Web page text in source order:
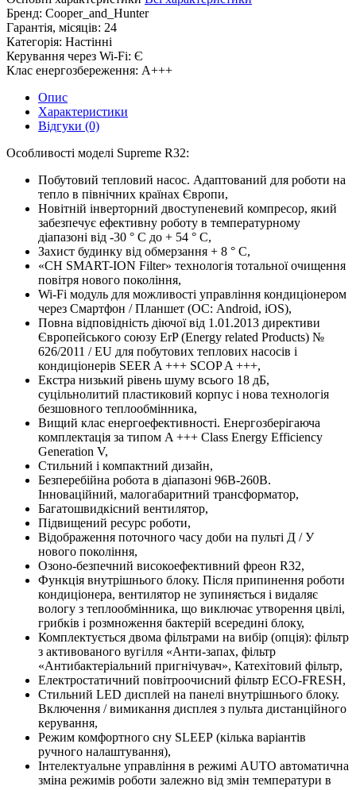
Бренд: Cooper_and_Hunter
Гарантія, місяців: 24
Категорія: Настінні
Керування через Wi-Fi: Є
Клас енергозбереження: A+++
Опис
Характеристики
Відгуки (0)
Особливості моделі Supreme R32:
Побутовий тепловий насос. Адаптований для роботи на
тепло в північних країнах Європи,
Новітній інверторний двоступеневий компресор, який
забезпечує ефективну роботу в температурному
діапазоні від -30 ° С до + 54 ° C,
Захист будинку від обмерзання + 8 ° C,
«CH SMART-ION Filter» технологія тотальної очищення
повітря нового покоління,
Wi-Fi модуль для можливості управління кондиціонером
через Смартфон / Планшет (ОС: Android, iOS),
Повна відповідність діючої від 1.01.2013 директиви
Європейського союзу ErP (Energy related Products) №
626/2011 / EU для побутових теплових насосів і
кондиціонерів SEER A +++ SCOP A +++,
Екстра низький рівень шуму всього 18 дБ,
суцільнолитий пластиковий корпус і нова технологія
безшовного теплообмінника,
Вищий клас енергоефективності. Енергозберігаюча
комплектація за типом A +++ Class Energy Efficiency
Generation V,
Стильний і компактний дизайн,
Безперебійна робота в діапазоні 96В-260В.
Інноваційний, малогабаритний трансформатор,
Багатошвидкісний вентилятор,
Підвищений ресурс роботи,
Відображення поточного часу доби на пульті Д / У
нового покоління,
Озоно-безпечний високоефективний фреон R32,
Функція внутрішнього блоку. Після припинення роботи
кондиціонера, вентилятор не зупиняється і видаляє
вологу з теплообмінника, що виключає утворення цвілі,
грибків і розмноження бактерій всередині блоку,
Комплектується двома фільтрами на вибір (опція): фільтр
з активованого вугілля «Анти-запах, фільтр
«Антибактеріальний пригнічувач», Катехітовий фільтр,
Електростатичний повітроочисний фільтр ЕСО-FRESH,
Стильний LED дисплей на панелі внутрішнього блоку.
Включення / вимикання дисплея з пульта дистанційного
керування,
Режим комфортного сну SLЕЕР (кілька варіантів
ручного налаштування),
Інтелектуальне управління в режимі AUTO автоматична
зміна режимів роботи залежно від змін температури в